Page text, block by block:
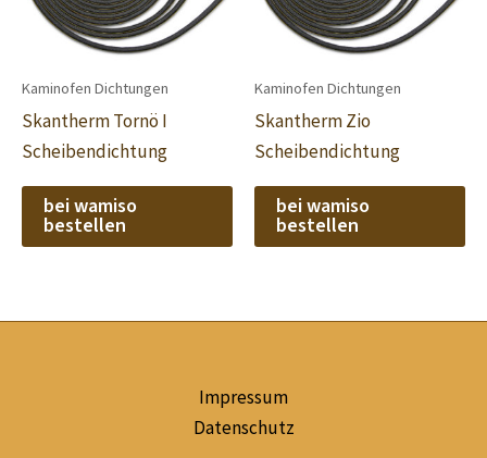
Kaminofen Dichtungen
Skantherm Tornö I
Scheibendichtung
bei wamiso
bestellen
Kaminofen Dichtungen
Skantherm Zio
Scheibendichtung
bei wamiso
bestellen
Impressum
Datenschutz